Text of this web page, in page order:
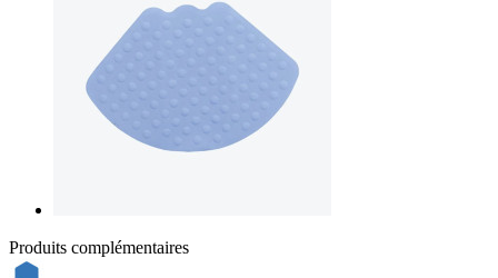
Produits complémentaires